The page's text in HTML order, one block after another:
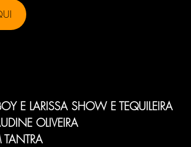
E LARISSA SHOW E TEQUILEIRA
OLIVEIRA